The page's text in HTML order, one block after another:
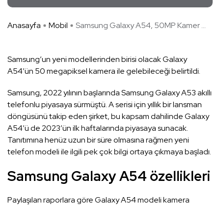
Anasayfa Mobil Samsung Galaxy A54, 50MP Kamer ...
Samsung’un yeni modellerinden birisi olacak Galaxy
A54’ün 50 megapiksel kamera ile gelebileceği belirtildi.
Samsung, 2022 yılının başlarında Samsung Galaxy A53 akıllı
telefonlu piyasaya sürmüştü. A serisi için yıllık bir lansman
döngüsünü takip eden şirket, bu kapsam dahilinde Galaxy
A54’ü de 2023’ün ilk haftalarında piyasaya sunacak.
Tanıtımına henüz uzun bir süre olmasına rağmen yeni
telefon modeli ile ilgili pek çok bilgi ortaya çıkmaya başladı.
Samsung Galaxy A54 özellikleri
Paylaşılan raporlara göre Galaxy A54 modeli kamera